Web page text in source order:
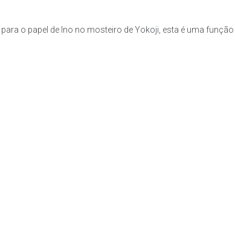
o papel de Ino no mosteiro de Yokoji, esta é uma